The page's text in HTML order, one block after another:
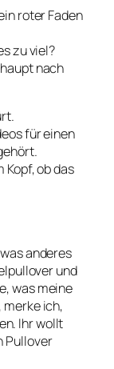
roter Faden
zu viel?
nach
für einen
Kopf, ob das
anderes
und
was meine
merke ich,
Ihr wollt
Pullover